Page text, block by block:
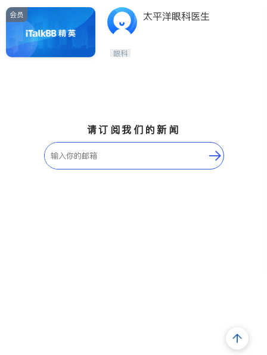
会员 太平洋眼科医生
眼科
请订阅我们的新闻